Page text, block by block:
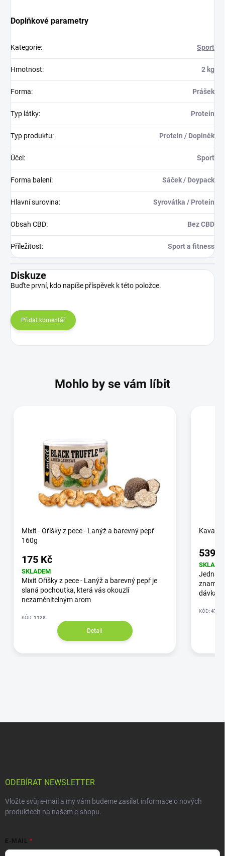
Doplňkové parametry
Kategorie: Sport
Hmotnost: 2 kg
Forma: Prášek
Typ látky: Protein
Typ produktu: Protein / Doplněk
Účel : Sport
Forma balení: Sáček / Doypack
Hlavní surovina: Syrovátka / Protein
Obsah CBD: Bez CBD
Příležitost: Sport a fitness
Diskuze
Buďte první, kdo napíše příspěvek k této položce.
Přidat komentář
Mohlo by se vám líbit
Mixit - Oříšky z pece - Lanýž a barevný pepř
160g
175 Kč
SKLADEM
Mixit Oříšky z pece - Lanýž a barevný pepř je
slaná pochoutka, která vás okouzlí
nezaměnitelným arom
KÓD:1128
Detail
Kava
539
Jedná
dávka
KÓD:4710
ODEBÍRAT NEWSLETTER
Vložte svůj e-mail a my vám budeme zasílat informace o nových
produktech na našem e-shopu.
E-MAIL